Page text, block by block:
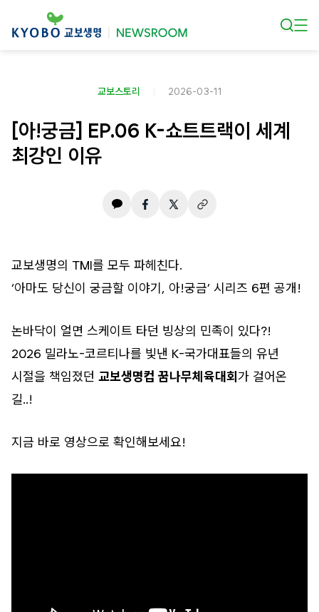
교보스토리 2026-03-11
[아!궁금] EP.06 K-쇼트트랙이 세계
최강인 이유
교보생명의 TMI를 모두 파헤친다.
‘아마도 당신이 궁금할 이야기, 아!궁금’ 시리즈 6편 공개!
논바닥이 얼면 스케이트 타던 빙상의 민족이 있다?!
2026 밀라노-코르티나를 빛낸 K-국가대표들의 유년
시절을 책임졌던 교보생명컵 꿈나무체육대회 가 걸어온
길..!
지금 바로 영상으로 확인해보세요!